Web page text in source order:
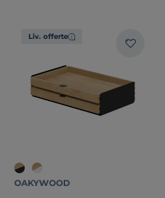
Liv. offerte
OAKYWOOD